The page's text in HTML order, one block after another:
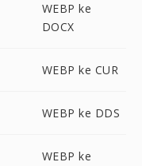
WEBP ke
DOCX
WEBP ke CUR
WEBP ke DDS
WEBP ke